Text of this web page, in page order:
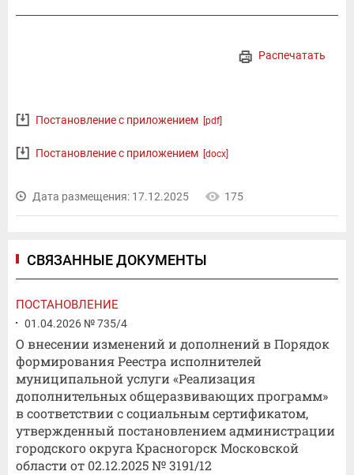
Распечатать
Постановление с приложением [pdf]
Постановление с приложением [docx]
Дата размещения: 17.12.2025 175
СВЯЗАННЫЕ ДОКУМЕНТЫ
ПОСТАНОВЛЕНИЕ
01.04.2026 № 735/4
О внесении изменений и дополнений в Порядок
формирования Реестра исполнителей
муниципальной услуги «Реализация
дополнительных общеразвивающих программ»
в соответствии с социальным сертификатом,
утвержденный постановлением администрации
городского округа Красногорск Московской
области от 02.12.2025 № 3191/12